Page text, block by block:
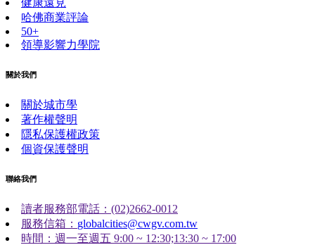
哈佛商業評論
50+
領導影響力學院
關於我們
關於城市學
著作權聲明
隱私保護權政策
個資保護聲明
聯絡我們
讀者服務部電話：(02)2662-0012
服務信箱： globalcities@cwgv.com.tw
時間：週一至週五 9:00 ~ 12:30;13:30 ~ 17:00